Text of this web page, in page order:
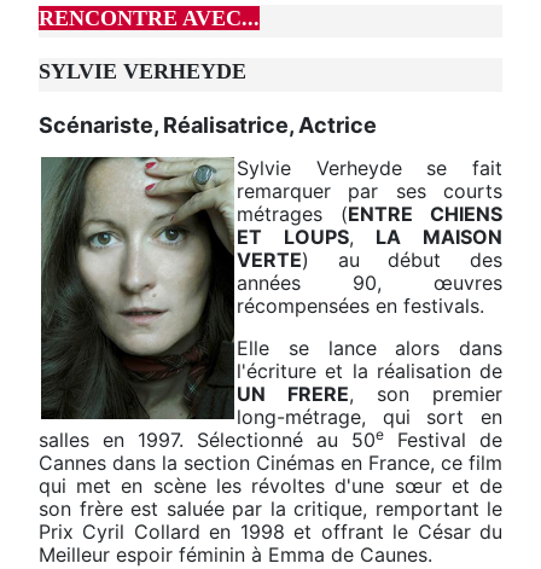
RENCONTRE AVEC...
SYLVIE VERHEYDE
Scénariste, Réalisatrice, Actrice
Sylvie Verheyde se fait
remarquer par ses courts
métrages (ENTRE CHIENS
ET LOUPS, LA MAISON
VERTE) au début des
années 90, œuvres
récompensées en festivals.
Elle se lance alors dans
l'écriture et la réalisation de
UN FRERE, son premier
long-métrage, qui sort en
salles en 1997. Sélectionné au 50e
Festival de
Cannes dans la section Cinémas en France, ce film
qui met en scène les révoltes d'une sœur et de
son frère est saluée par la critique, remportant le
Prix Cyril Collard en 1998 et offrant le César du
Meilleur espoir féminin à Emma de Caunes.